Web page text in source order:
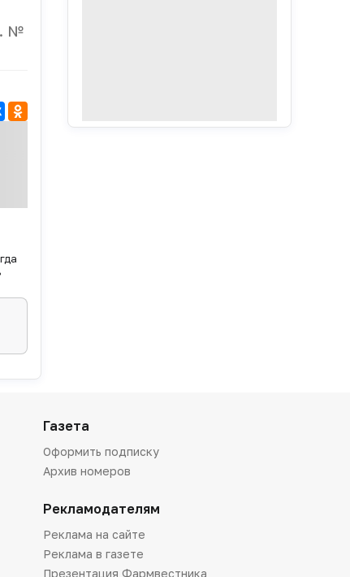
№
Газета
Оформить подписку
Архив номеров
Рекламодателям
Реклама на сайте
Реклама в газете
Презентация Фармвестника